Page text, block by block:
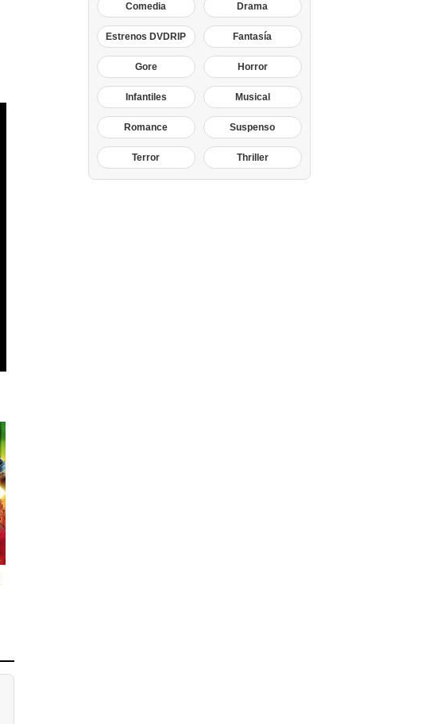
Comedia Drama
Estrenos DVDRIP Fantasía
Gore Horror
Infantiles Musical
Romance Suspenso
Terror Thriller